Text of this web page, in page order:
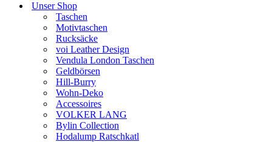
Unser Shop
Taschen
Motivtaschen
Rucksäcke
voi Leather Design
Vendula London Taschen
Geldbörsen
Hill-Burry
Wohn-Deko
Accessoires
VOLKER LANG
Bylin Collection
Hodalump Ratschkatl